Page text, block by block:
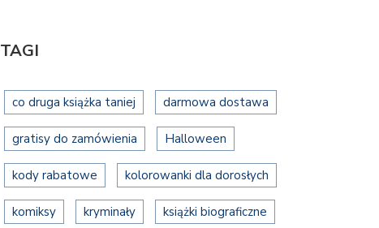
TAGI
co druga książka taniej darmowa dostawa
gratisy do zamówienia Halloween
kody rabatowe kolorowanki dla dorosłych
komiksy kryminały książki biograficzne